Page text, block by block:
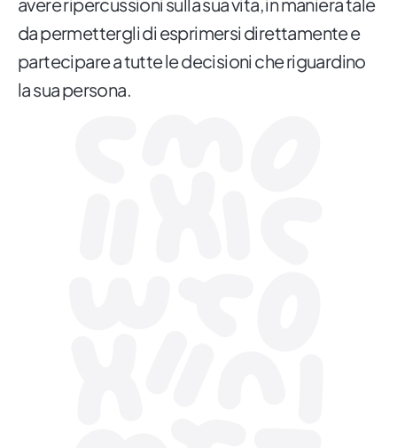
da permettergli di esprimersi direttamente e
partecipare a tutte le decisioni che riguardino
la sua persona.